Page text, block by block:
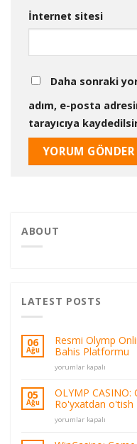
İnternet sitesi
Daha sonraki
adım, e-posta
tarayıcıya
ABOUT
LATEST POSTS
06
Ağu
Resmi Olymp
Bahis Platformu
Resmi
Online
Casino
Olymp
Casino
ve
yorumlar kapalı
05
Ağu
OLYMP
Ro'yxatdan o'tish
OLYMP
O'yinlar
yorumlar kapalı